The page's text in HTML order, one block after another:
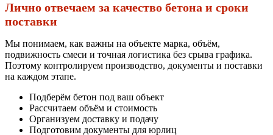
Лично отвечаем за качество бетона и сроки
поставки
Мы понимаем, как важны на объекте марка, объём,
подвижность смеси и точная логистика без срыва графика.
Поэтому контролируем производство, документы и поставки
на каждом этапе.
Подберём бетон под ваш объект
Рассчитаем объём и стоимость
Организуем доставку и подачу
Подготовим документы для юрлиц